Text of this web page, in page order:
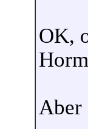
OK,
Aber